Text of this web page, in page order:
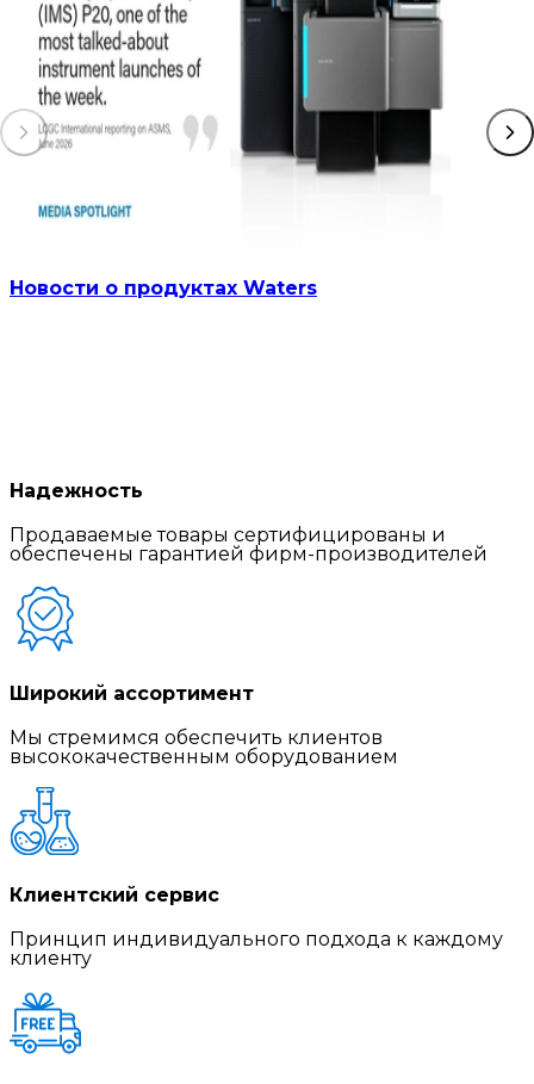
Новости о продуктах Waters
Надежность
Продаваемые товары сертифицированы и
обеспечены гарантией фирм-производителей
Широкий ассортимент
Мы стремимся обеспечить клиентов
высококачественным оборудованием
Клиентский сервис
Принцип индивидуального подхода к каждому
клиенту